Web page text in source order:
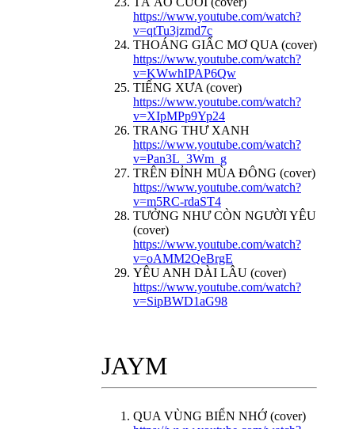
https://www.youtube.com/watch?
v=qtTu3jzmd7c
THOÁNG GIẤC MƠ QUA (cover)
https://www.youtube.com/watch?
v=KWwhIPAP6Qw
TIẾNG XƯA (cover)
https://www.youtube.com/watch?
v=XIpMPp9Yp24
TRANG THƯ XANH
https://www.youtube.com/watch?
v=Pan3L_3Wm_g
TRÊN ĐỈNH MÙA ĐÔNG (cover)
https://www.youtube.com/watch?
v=m5RC-rdaST4
TƯỞNG NHƯ CÒN NGƯỜI YÊU
(cover)
https://www.youtube.com/watch?
v=oAMM2QeBrgE
YÊU ANH DÀI LÂU (cover)
https://www.youtube.com/watch?
v=SipBWD1aG98
JAYM
QUA VÙNG BIỂN NHỚ (cover)